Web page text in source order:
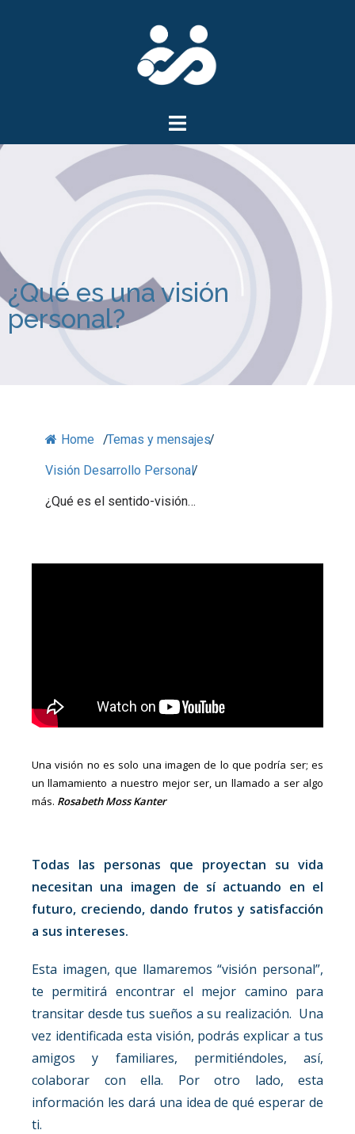
¿Qué es una visión
personal?
Home /Temas y mensajes/
Visión Desarrollo Personal/
¿Qué es el sentido-visión…
Una visión no es solo una imagen de lo que podría ser; es
un llamamiento a nuestro mejor ser, un llamado a ser algo
más. Rosabeth Moss Kanter
Todas las personas que proyectan su vida
necesitan una imagen de sí actuando en el
futuro, creciendo, dando frutos y satisfacción
a sus intereses.
Esta imagen, que llamaremos “visión personal”,
te permitirá encontrar el mejor camino para
transitar desde tus sueños a su realización. Una
vez identificada esta visión, podrás explicar a tus
amigos y familiares, permitiéndoles, así,
colaborar con ella. Por otro lado, esta
información les dará una idea de qué esperar de
ti.